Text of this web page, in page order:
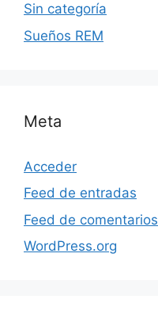
Sin categoría
Sueños REM
Meta
Acceder
Feed de entradas
Feed de comentarios
WordPress.org